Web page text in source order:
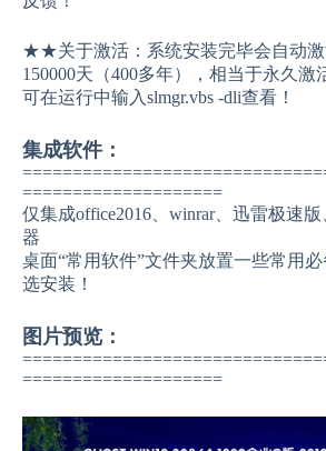
★★关于激活：系统安装完毕会自动激
150000天（400多年），相当于永久激
可在运行中输入slmgr.vbs -dli查看！
集成软件：
====================
仅集成office2016、winrar、迅雷极速版
器
桌面“常用软件”文件夹放置一些常用
选安装！
图片预览：
====================